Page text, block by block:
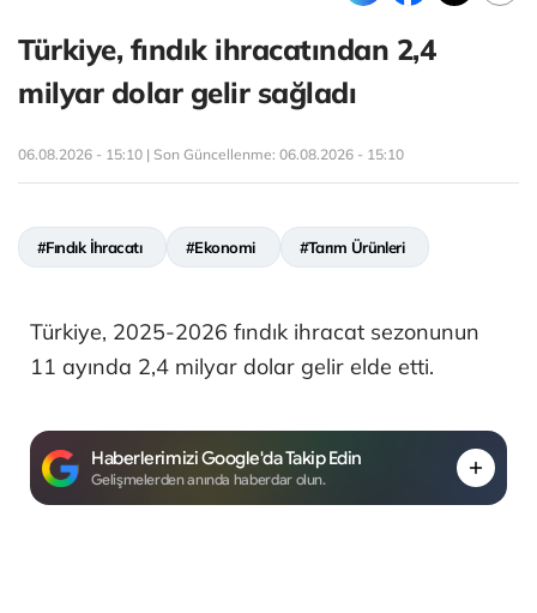
Türkiye, fındık ihracatından 2,4
milyar dolar gelir sağladı
06.08.2026 - 15:10 | Son Güncellenme: 06.08.2026 - 15:10
#Fındık İhracatı #Ekonomi #Tarım Ürünleri
Türkiye, 2025-2026 fındık ihracat sezonunun
11 ayında 2,4 milyar dolar gelir elde etti.
Haberlerimizi Google'da Takip Edin
Gelişmelerden anında haberdar olun.